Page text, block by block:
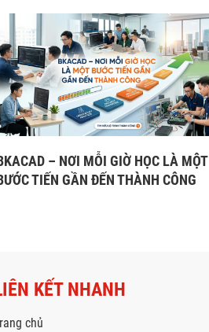
– NƠI MỖI GIỜ HỌC LÀ MỘT
TIẾN GẦN ĐẾN THÀNH CÔNG
KẾT NHANH
chủ